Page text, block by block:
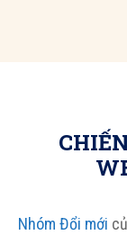
Nhóm Đổi mới